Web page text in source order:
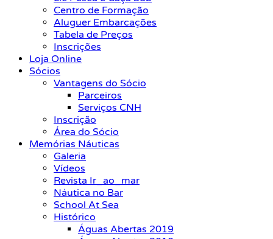
Centro de Formação
Aluguer Embarcações
Tabela de Preços
Inscrições
Loja Online
Sócios
Vantagens do Sócio
Parceiros
Serviços CNH
Inscrição
Área do Sócio
Memórias Náuticas
Galeria
Vídeos
Revista Ir_ao_mar
Náutica no Bar
School At Sea
Histórico
Águas Abertas 2019